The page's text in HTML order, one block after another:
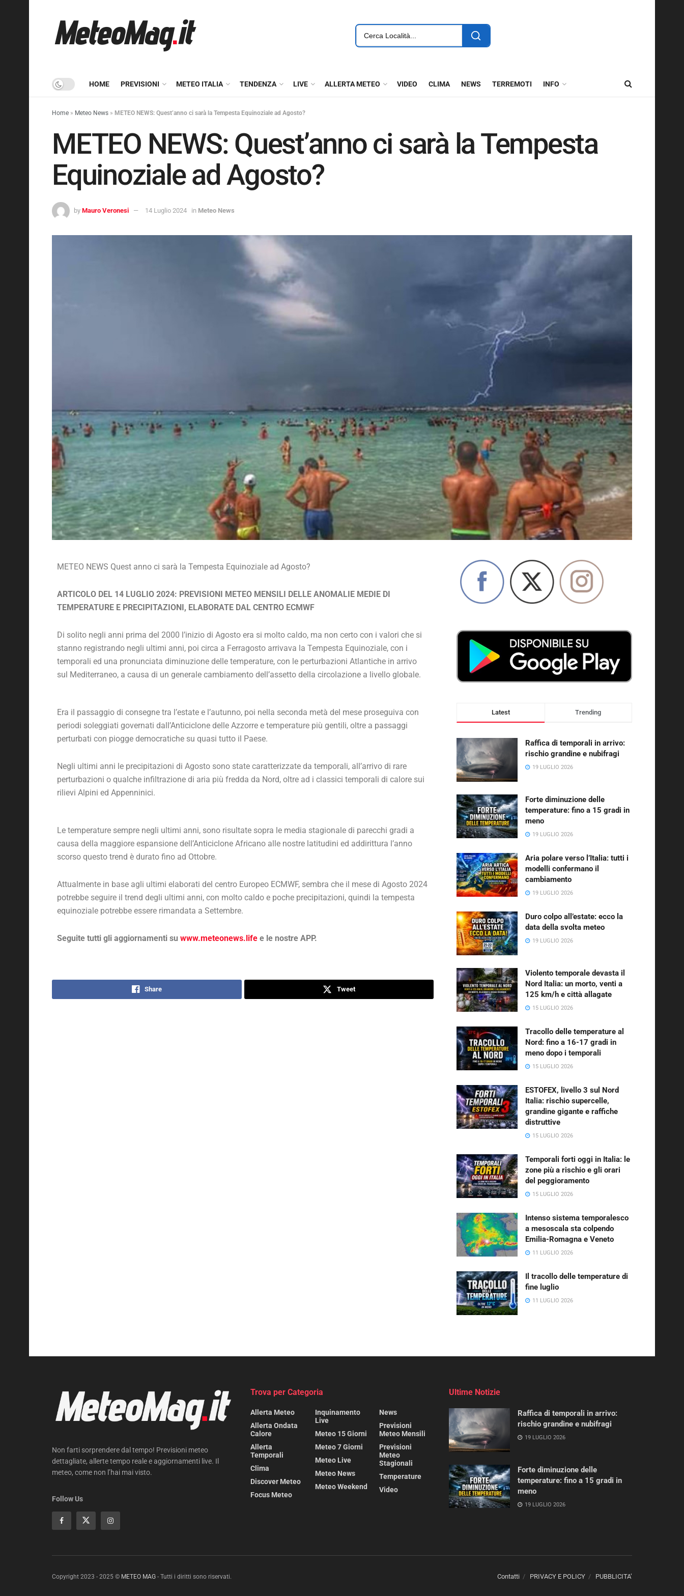
HOME PREVISIONI METEO ITALIA TENDENZA LIVE ALLERTA METEO VIDEO CLIMA NEWS TERREMOTI INFO
Home » Meteo News » METEO NEWS: Quest’anno ci sarà la Tempesta Equinoziale ad Agosto?
METEO NEWS: Quest’anno ci sarà la Tempesta
Equinoziale ad Agosto?
by Mauro Veronesi 14 Luglio 2024 in Meteo News
METEO NEWS Quest anno ci sarà la Tempesta Equinoziale ad Agosto?
ARTICOLO DEL 14 LUGLIO 2024: PREVISIONI METEO MENSILI DELLE ANOMALIE MEDIE DI
TEMPERATURE E PRECIPITAZIONI, ELABORATE DAL CENTRO ECMWF
Di solito negli anni prima del 2000 l’inizio di Agosto era si molto caldo, ma non certo con i valori che si
stanno registrando negli ultimi anni, poi circa a Ferragosto arrivava la Tempesta Equinoziale, con i
temporali ed una pronunciata diminuzione delle temperature, con le perturbazioni Atlantiche in arrivo
sul Mediterraneo, a causa di un generale cambiamento dell’assetto della circolazione a livello globale.
Era il passaggio di consegne tra l’estate e l’autunno, poi nella seconda metà del mese proseguiva con
periodi soleggiati governati dall’Anticiclone delle Azzorre e temperature più gentili, oltre a passaggi
perturbati con piogge democratiche su quasi tutto il Paese.
Negli ultimi anni le precipitazioni di Agosto sono state caratterizzate da temporali, all’arrivo di rare
perturbazioni o qualche infiltrazione di aria più fredda da Nord, oltre ad i classici temporali di calore sui
rilievi Alpini ed Appenninici.
Le temperature sempre negli ultimi anni, sono risultate sopra le media stagionale di parecchi gradi a
causa della maggiore espansione dell’Anticiclone Africano alle nostre latitudini ed addirittura l’anno
scorso questo trend è durato fino ad Ottobre.
Attualmente in base agli ultimi elaborati del centro Europeo ECMWF, sembra che il mese di Agosto 2024
potrebbe seguire il trend degli ultimi anni, con molto caldo e poche precipitazioni, quindi la tempesta
equinoziale potrebbe essere rimandata a Settembre.
Seguite tutti gli aggiornamenti su www.meteonews.life e le nostre APP.
Share Tweet
Latest Trending
Raffica di temporali in arrivo:
rischio grandine e nubifragi
19 LUGLIO 2026
Forte diminuzione delle
temperature: fino a 15 gradi in
meno
19 LUGLIO 2026
Aria polare verso l’Italia: tutti i
modelli confermano il
cambiamento
19 LUGLIO 2026
Duro colpo all’estate: ecco la
data della svolta meteo
19 LUGLIO 2026
Violento temporale devasta il
Nord Italia: un morto, venti a
125 km/h e città allagate
15 LUGLIO 2026
Tracollo delle temperature al
Nord: fino a 16-17 gradi in
meno dopo i temporali
15 LUGLIO 2026
ESTOFEX, livello 3 sul Nord
Italia: rischio supercelle,
grandine gigante e raffiche
distruttive
15 LUGLIO 2026
Temporali forti oggi in Italia: le
zone più a rischio e gli orari
del peggioramento
15 LUGLIO 2026
Intenso sistema temporalesco
a mesoscala sta colpendo
Emilia-Romagna e Veneto
11 LUGLIO 2026
Il tracollo delle temperature di
fine luglio
11 LUGLIO 2026
Non farti sorprendere dal tempo! Previsioni meteo
dettagliate, allerte tempo reale e aggiornamenti live. Il
meteo, come non l’hai mai visto.
Follow Us
Trova per Categoria
Allerta Meteo
Allerta Ondata
Calore
Allerta
Temporali
Clima
Discover Meteo
Focus Meteo
Inquinamento
Live
Meteo 15 Giorni
Meteo 7 Giorni
Meteo Live
Meteo News
Meteo Weekend
News
Previsioni
Meteo Mensili
Previsioni
Meteo
Stagionali
Temperature
Video
Ultime Notizie
Raffica di temporali in arrivo:
rischio grandine e nubifragi
19 LUGLIO 2026
Forte diminuzione delle
temperature: fino a 15 gradi in
meno
19 LUGLIO 2026
Contatti PRIVACY E POLICY PUBBLICITA’
Copyright 2023 - 2025 © METEO MAG - Tutti i diritti sono riservati.